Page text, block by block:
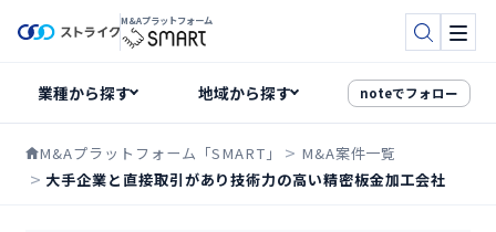
M&Aプラットフォーム
検索メ
noteでフォロー
M&Aプラットフォーム「SMART」
M&A案件一覧
大手企業と直接取引があり技術力の高い精密板金加工会社